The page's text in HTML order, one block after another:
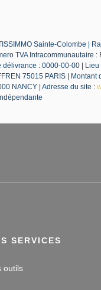
Sainte-Colombe |
TVA
: 0000-00-00 |
75015 PARIS |
NANCY | Adresse du site :
SERVICES
outils